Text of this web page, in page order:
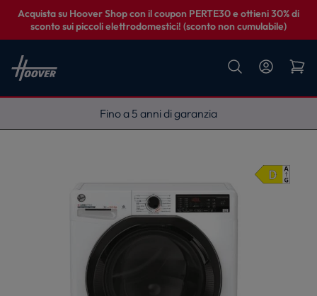
Acquista su Hoover Shop con il coupon PERTE30 e ottieni 30% di
sconto sui piccoli elettrodomestici! (sconto non cumulabile)
Fino a 5 anni di garanzia